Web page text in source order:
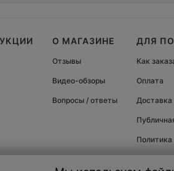
О МАГАЗИНЕ
Отзывы
Видео-обзоры
Вопросы / ответы
ДЛЯ
Как
Оплата
Доставка
cake.ru» - Интернет-магазин десертов. Все